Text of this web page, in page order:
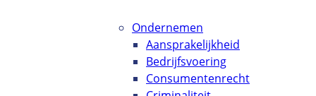
Ondernemen
Aansprakelijkheid
Bedrijfsvoering
Consumentenrecht